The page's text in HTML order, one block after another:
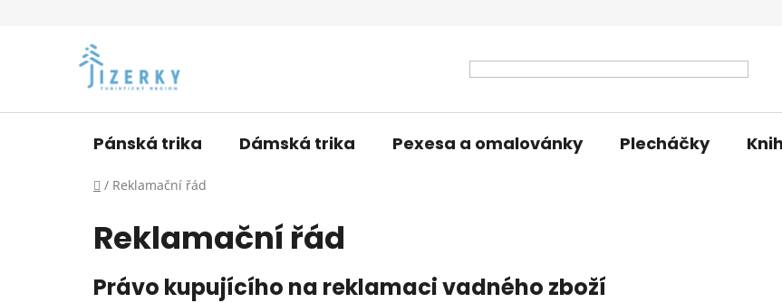
Pánská trika Dámská trika Pexesa a omalovánky Plecháčky
Domů
/ Reklamační řád
Reklamační řád
Právo kupujícího na reklamaci vadného zboží